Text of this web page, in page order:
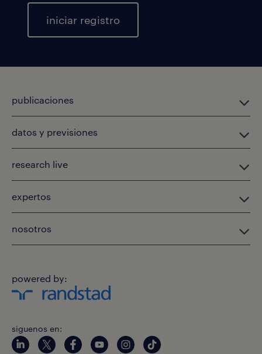
iniciar registro
publicaciones
datos y previsiones
research live
expertos
nosotros
powered by:
siguenos en: